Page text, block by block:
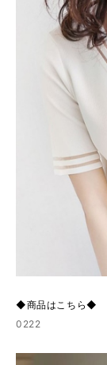
◆商品はこちら◆
0222